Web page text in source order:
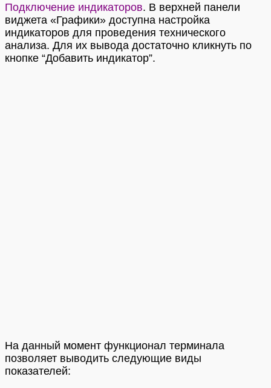
Подключение индикаторов. В верхней панели
виджета «Графики» доступна настройка
индикаторов для проведения технического
анализа. Для их вывода достаточно кликнуть по
кнопке “Добавить индикатор”.
На данный момент функционал терминала
позволяет выводить следующие виды
показателей: